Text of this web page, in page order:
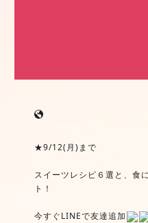
★9/12(月)まで
スイーツレシピ６選と、食
ト！
今すぐLINEで友達追加